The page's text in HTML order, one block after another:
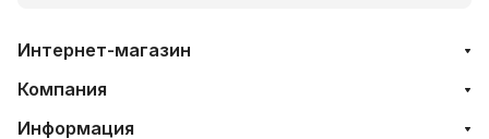
Интернет-магазин
Компания
Информация